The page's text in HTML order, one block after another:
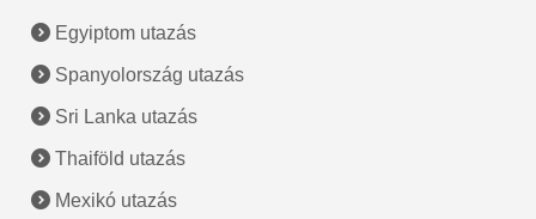
Egyiptom utazás
Spanyolország utazás
Sri Lanka utazás
Thaiföld utazás
Mexikó utazás